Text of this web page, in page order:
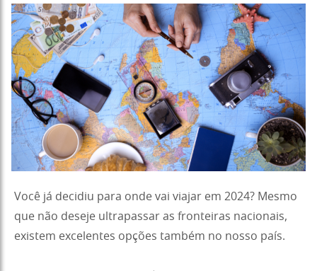
Você já decidiu para onde vai viajar em 2024? Mesmo
que não deseje ultrapassar as fronteiras nacionais,
existem excelentes opções também no nosso país.